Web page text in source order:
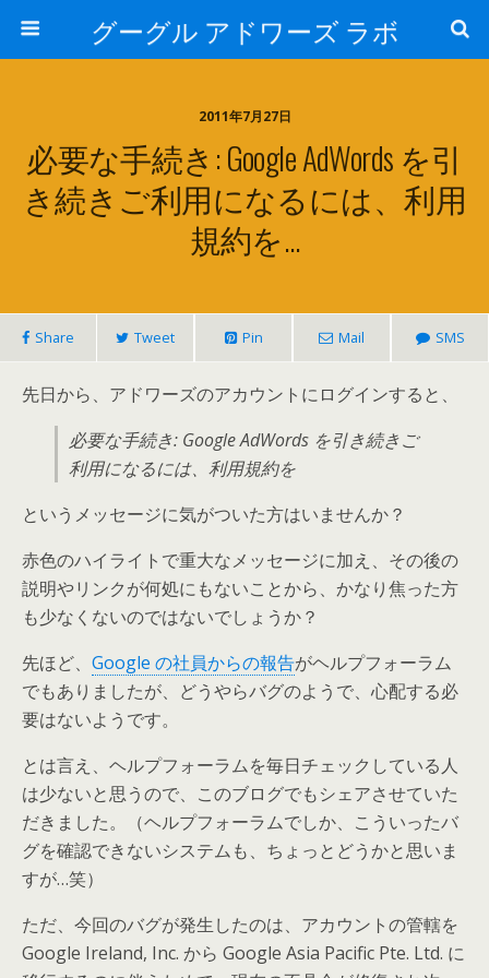
グーグル アドワーズ ラボ
2011年7月27日
必要な手続き: Google AdWords を引
き続きご利用になるには、利用
規約を…
Share Tweet Pin Mail SMS
先日から、アドワーズのアカウントにログインすると、
必要な手続き: Google AdWords を引き続きご
利用になるには、利用規約を
というメッセージに気がついた方はいませんか？
赤色のハイライトで重大なメッセージに加え、その後の
説明やリンクが何処にもないことから、かなり焦った方
も少なくないのではないでしょうか？
先ほど、 Google の社員からの報告がヘルプフォーラム
でもありましたが、どうやらバグのようで、心配する必
要はないようです。
とは言え、ヘルプフォーラムを毎日チェックしている人
は少ないと思うので、このブログでもシェアさせていた
だきました。（ヘルプフォーラムでしか、こういったバ
グを確認できないシステムも、ちょっとどうかと思いま
すが…笑）
ただ、今回のバグが発生したのは、アカウントの管轄を
Google Ireland, Inc. から Google Asia Pacific Pte. Ltd. に